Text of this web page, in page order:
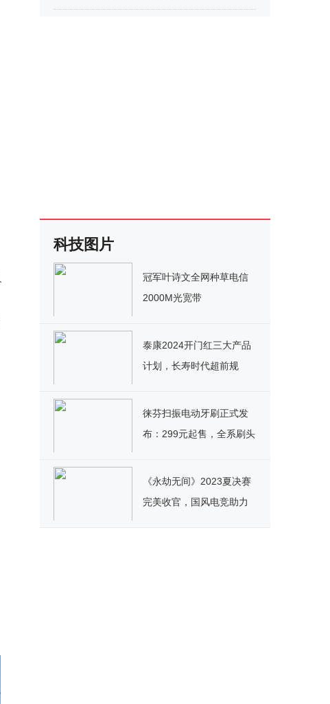
科技图片
冠军叶诗文全网种草电信
2000M光宽带
泰康2024开门红三大产品
计划，长寿时代超前规
徕芬扫振电动牙刷正式发
布：299元起售，全系刷头
《永劫无间》2023夏决赛
完美收官，国风电竞助力